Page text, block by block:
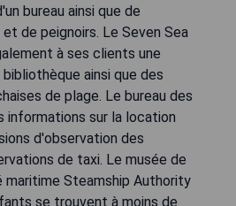
bureau ainsi que de
de peignoirs. Le Seven Sea
à ses clients une
ainsi que des
de plage. Le bureau des
informations sur la location
d'observation des
de taxi. Le musée de
maritime Steamship Authority
se trouvent à moins de